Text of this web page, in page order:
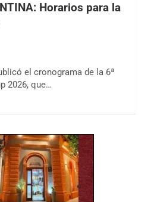
Horarios para la
el cronograma de la 6ª
2026, que…